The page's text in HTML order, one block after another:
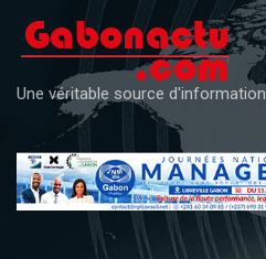
content
Une véritable source d'information